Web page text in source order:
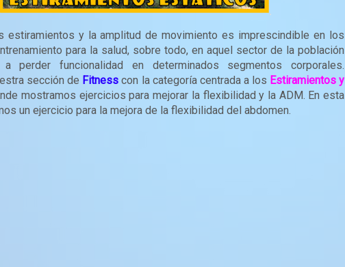
estiramientos y la amplitud de movimiento es imprescindible en los
para la salud, sobre todo, en aquel sector de la población
perder funcionalidad en determinados segmentos corporales.
sección de Fitness con la categoría centrada a los Estiramientos y
mostramos ejercicios para mejorar la flexibilidad y la ADM. En esta
un ejercicio para la mejora de la flexibilidad del abdomen.